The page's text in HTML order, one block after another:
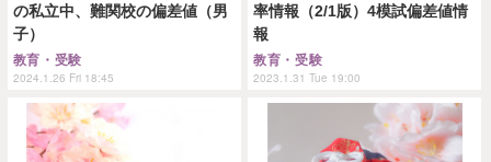
の私立中、難関校の偏差値（男
子）
教育・受験
2024.1.26 Fri 18:45
率情報（2/1版）4模試偏差値情
報
教育・受験
2023.1.31 Tue 19:00